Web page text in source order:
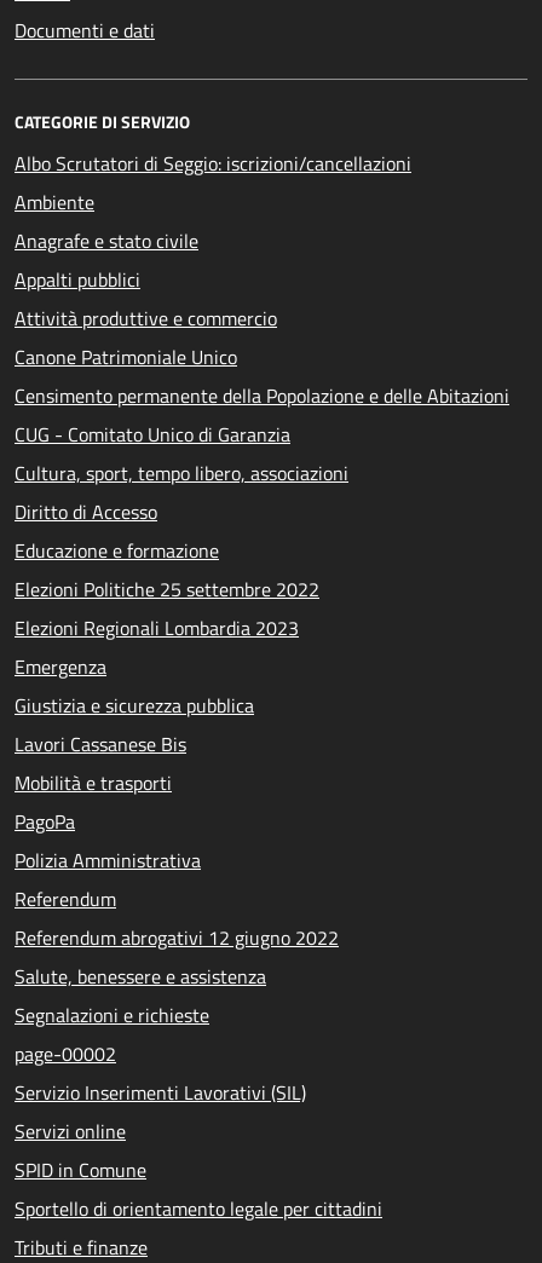
Documenti e dati
CATEGORIE DI SERVIZIO
Albo Scrutatori di Seggio: iscrizioni/cancellazioni
Ambiente
Anagrafe e stato civile
Appalti pubblici
Attività produttive e commercio
Canone Patrimoniale Unico
Censimento permanente della Popolazione e delle Abitazioni
CUG - Comitato Unico di Garanzia
Cultura, sport, tempo libero, associazioni
Diritto di Accesso
Educazione e formazione
Elezioni Politiche 25 settembre 2022
Elezioni Regionali Lombardia 2023
Emergenza
Giustizia e sicurezza pubblica
Lavori Cassanese Bis
Mobilità e trasporti
PagoPa
Polizia Amministrativa
Referendum
Referendum abrogativi 12 giugno 2022
Salute, benessere e assistenza
Segnalazioni e richieste
page-00002
Servizio Inserimenti Lavorativi (SIL)
Servizi online
SPID in Comune
Sportello di orientamento legale per cittadini
Tributi e finanze